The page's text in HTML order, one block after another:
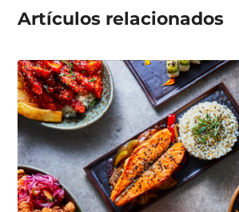
Artículos relacionados